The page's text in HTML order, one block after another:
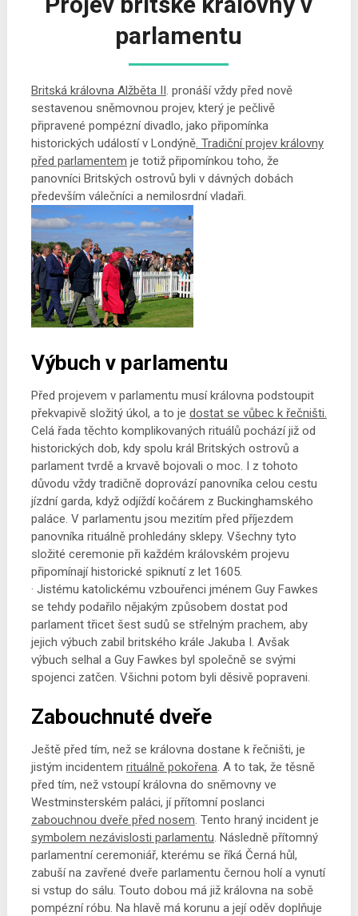
parlamentu
Britská královna Alžběta II. pronáší vždy před nově
sestavenou sněmovnou projev, který je pečlivě
připravené pompézní divadlo, jako připomínka
historických událostí v Londýně. Tradiční projev královny
před parlamentem je totiž připomínkou toho, že
panovníci Britských ostrovů byli v dávných dobách
především válečníci a nemilosrdní vladaři.
Výbuch v parlamentu
Před projevem v parlamentu musí královna podstoupit
překvapivě složitý úkol, a to je dostat se vůbec k řečništi.
Celá řada těchto komplikovaných rituálů pochází již od
historických dob, kdy spolu král Britských ostrovů a
parlament tvrdě a krvavě bojovali o moc. I z tohoto
důvodu vždy tradičně doprovází panovníka celou cestu
jízdní garda, když odjíždí kočárem z Buckinghamského
paláce. V parlamentu jsou mezitím před příjezdem
panovníka rituálně prohledány sklepy. Všechny tyto
složité ceremonie při každém královském projevu
připomínají historické spiknutí z let 1605.
· Jistému katolickému vzbouřenci jménem Guy Fawkes
se tehdy podařilo nějakým způsobem dostat pod
parlament třicet šest sudů se střelným prachem, aby
jejich výbuch zabil britského krále Jakuba I. Avšak
výbuch selhal a Guy Fawkes byl společně se svými
spojenci zatčen. Všichni potom byli děsivě popraveni.
Zabouchnuté dveře
Ještě před tím, než se královna dostane k řečništi, je
jistým incidentem rituálně pokořena. A to tak, že těsně
před tím, než vstoupí královna do sněmovny ve
Westminsterském paláci, jí přítomní poslanci
zabouchnou dveře před nosem. Tento hraný incident je
symbolem nezávislosti parlamentu. Následně přítomný
parlamentní ceremoniář, kterému se říká Černá hůl,
zabuší na zavřené dveře parlamentu černou holí a vynutí
si vstup do sálu. Touto dobou má již královna na sobě
pompézní róbu. Na hlavě má korunu a její oděv doplňuje